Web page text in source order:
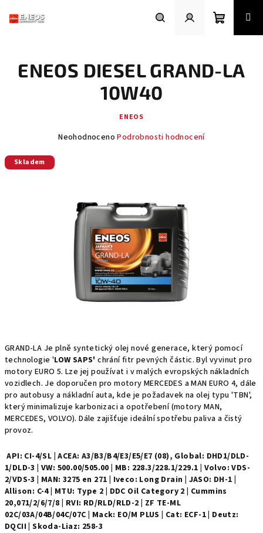
Nákupní
košík
GRAND-LA Je plně syntetický olej nové generace, který pomocí
technologie 'LOW SAPS' chrání fitr pevných částic. Byl vyvinut pro
motory EURO 5. Lze jej používat i v malých evropských nákladních
vozidlech. Je doporučen pro motory MERCEDES a MAN EURO 4, dále
pro autobusy a nákladní auta, kde je požadavek na olej typu 'TBN',
který minimalizuje karbonizaci a opotřebení (motory MAN,
MERCEDES, VOLVO). Dále zajišťuje ideální spotřebu paliva a čistý
provoz.
API: CI-4/SL | ACEA: A3/B3/B4/E3/E5/E7 (08), Global: DHD1/DLD-
1/DLD-3 | VW: 500.00/505.00 | MB: 228.3/228.1/229.1 | Volvo: VDS-
2/VDS-3 | MAN: 3275 en 271 | Iveco: Long Drain | JASO: DH-1 |
Allison: C-4 | MTU: Type 2 | DDC Oil Category 2 | Cummins
20,071/2/6/7/8 | RVI: RD/RLD/RLD-2 | ZF TE-ML
02C/03A/04B/04C/07C | Mack: EO/M PLUS | Cat: ECF-1 | Deutz:
DQCII | Skoda-Liaz: 258-3
ENEOS DIESEL GRAND-LA
10W40
ENEOS
Průměrné
hvězdiček.
Neohodnoceno Podrobnosti hodnocení
Skladem